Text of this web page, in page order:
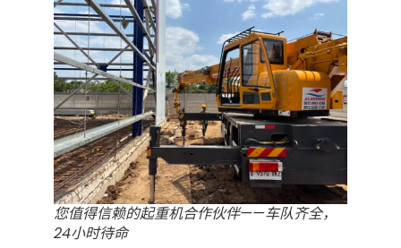
您值得信赖的起重机合作伙伴——车队齐全，
24小时待命